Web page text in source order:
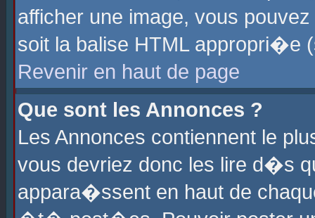
afficher une image, vous
soit la balise HTML
Revenir en haut de page
Que sont les Annonces ?
Les Annonces contiennent le
vous devriez donc les lire d�s
appara�ssent en haut de